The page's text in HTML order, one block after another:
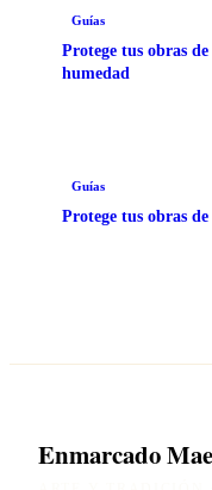
Guías
Protege tus obras
humedad
Guías
Protege tus obras
Enmarcado